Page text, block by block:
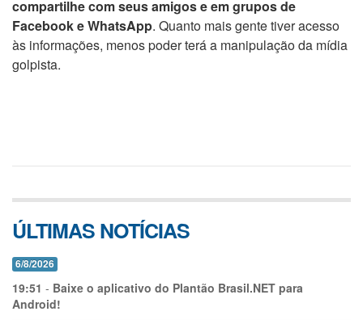
compartilhe com seus amigos e em grupos de
Facebook e WhatsApp. Quanto mais gente tiver acesso
às informações, menos poder terá a manipulação da mídia
golpista.
ÚLTIMAS NOTÍCIAS
6/8/2026
19:51 - Baixe o aplicativo do Plantão Brasil.NET para
Android!